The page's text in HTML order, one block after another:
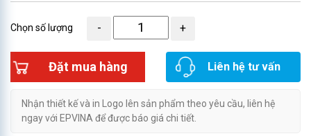
Chọn số lượng
Đặt mua hàng Liên hệ tư vấn
Nhận thiết kế và in Logo lên sản phẩm theo yêu cầu, liên hệ
ngay với EPVINA để được báo giá chi tiết.